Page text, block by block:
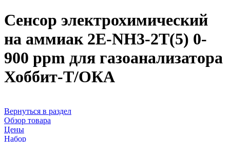
Сенсор электрохимический
на аммиак 2Е-NH3-2T(5) 0-
900 ppm для газоанализатора
Хоббит-Т/ОКА
Вернуться в раздел
Обзор товара
Цены
Набор